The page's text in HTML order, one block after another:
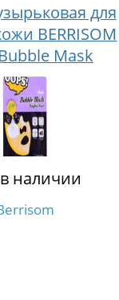
для
BERRISOM
Mask
Fruit 18 мл
наличии